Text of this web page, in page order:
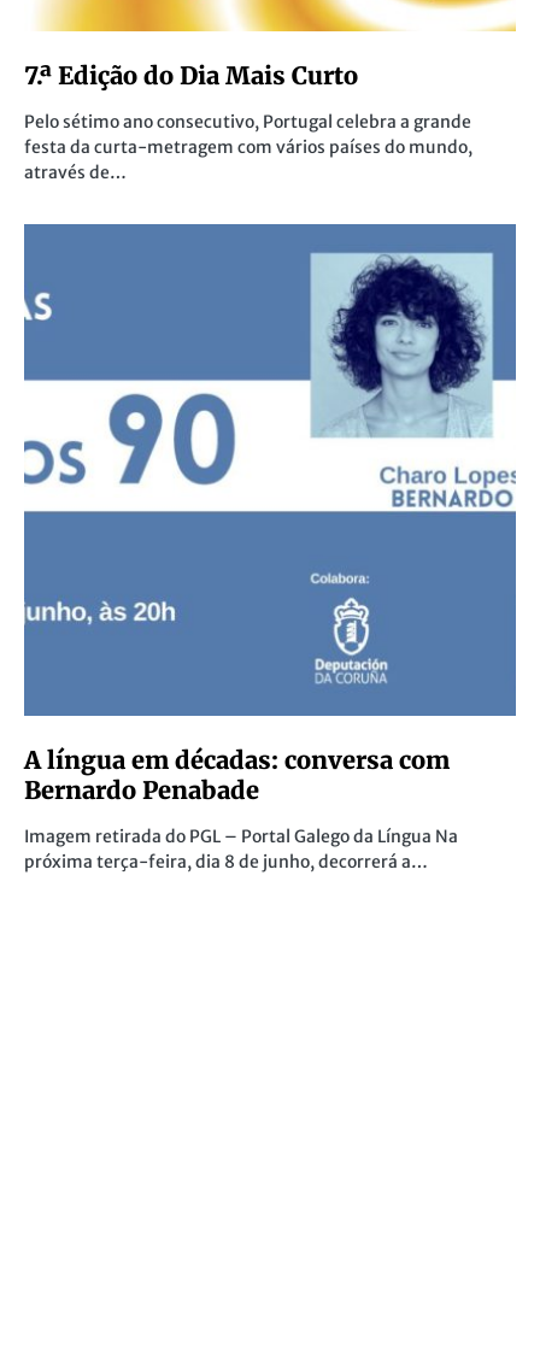
7.ª Edição do Dia Mais Curto
Pelo sétimo ano consecutivo, Portugal celebra a grande
festa da curta-metragem com vários países do mundo,
através de…
A língua em décadas: conversa com
Bernardo Penabade
Imagem retirada do PGL – Portal Galego da Língua Na
próxima terça-feira, dia 8 de junho, decorrerá a…